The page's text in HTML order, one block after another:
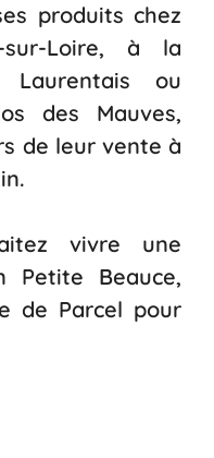
produits chez
sur-Loire, à la
Laurentais ou
des Mauves,
de leur vente à
vivre une
Petite Beauce,
de Parcel pour